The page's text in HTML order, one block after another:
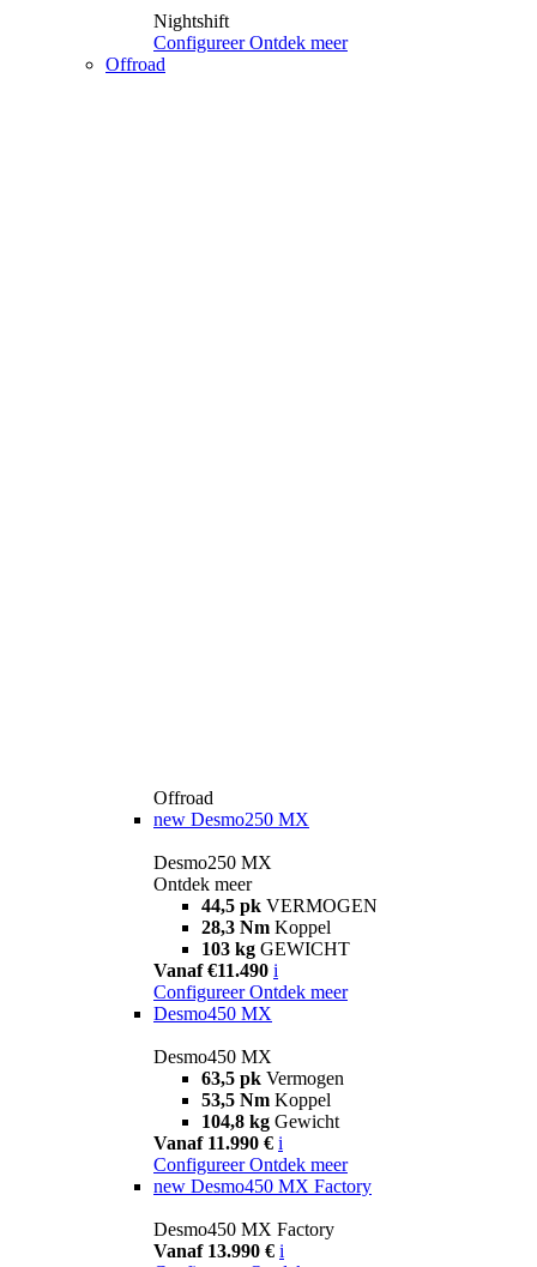
Nightshift
Configureer Ontdek meer
Offroad
Offroad
new Desmo250 MX
Desmo250 MX
Ontdek meer
44,5 pk VERMOGEN
28,3 Nm Koppel
103 kg GEWICHT
Vanaf €11.490 i
Configureer Ontdek meer
Desmo450 MX
Desmo450 MX
63,5 pk Vermogen
53,5 Nm Koppel
104,8 kg Gewicht
Vanaf 11.990 € i
Configureer Ontdek meer
new Desmo450 MX Factory
Desmo450 MX Factory
Vanaf 13.990 € i